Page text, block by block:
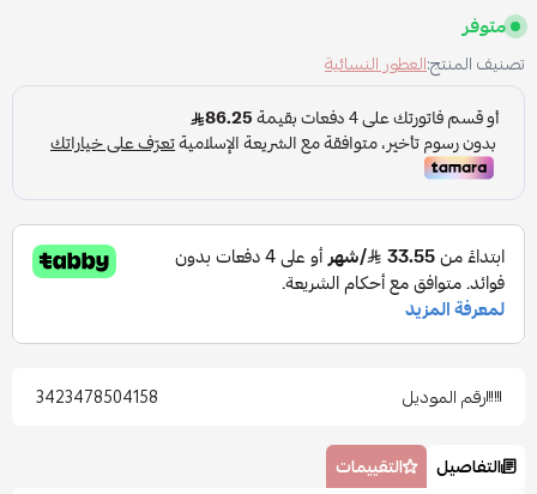
متوفر
تصنيف المنتج:العطور النسائية
رقم الموديل 3423478504158
التفاصيل التقييمات